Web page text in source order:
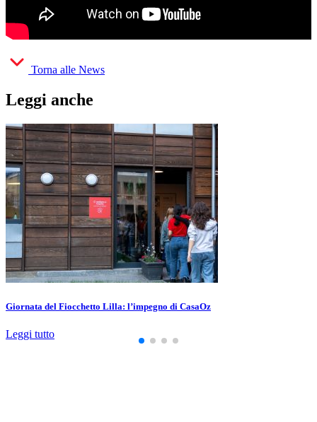
Torna alle News
Leggi anche
Giornata del Fiocchetto Lilla: l’impegno di CasaOz
Leggi tutto